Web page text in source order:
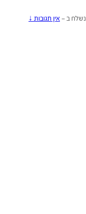
נשלח ב—אין תגובות ↓